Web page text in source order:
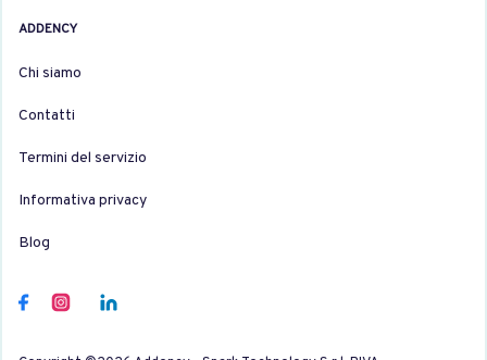
ADDENCY
Chi siamo
Contatti
Termini del servizio
Informativa privacy
Blog